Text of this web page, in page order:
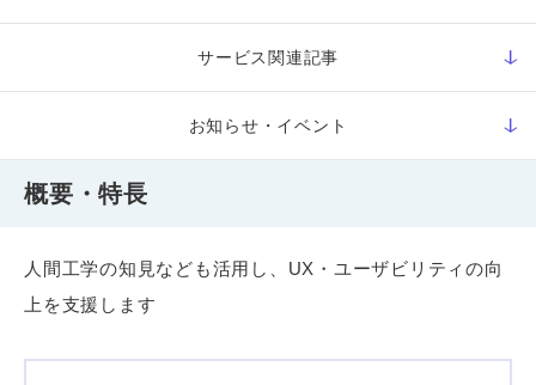
サービス関連記事
お知らせ・イベント
概要・特長
人間工学の知見なども活用し、UX・ユーザビリティの向
上を支援します